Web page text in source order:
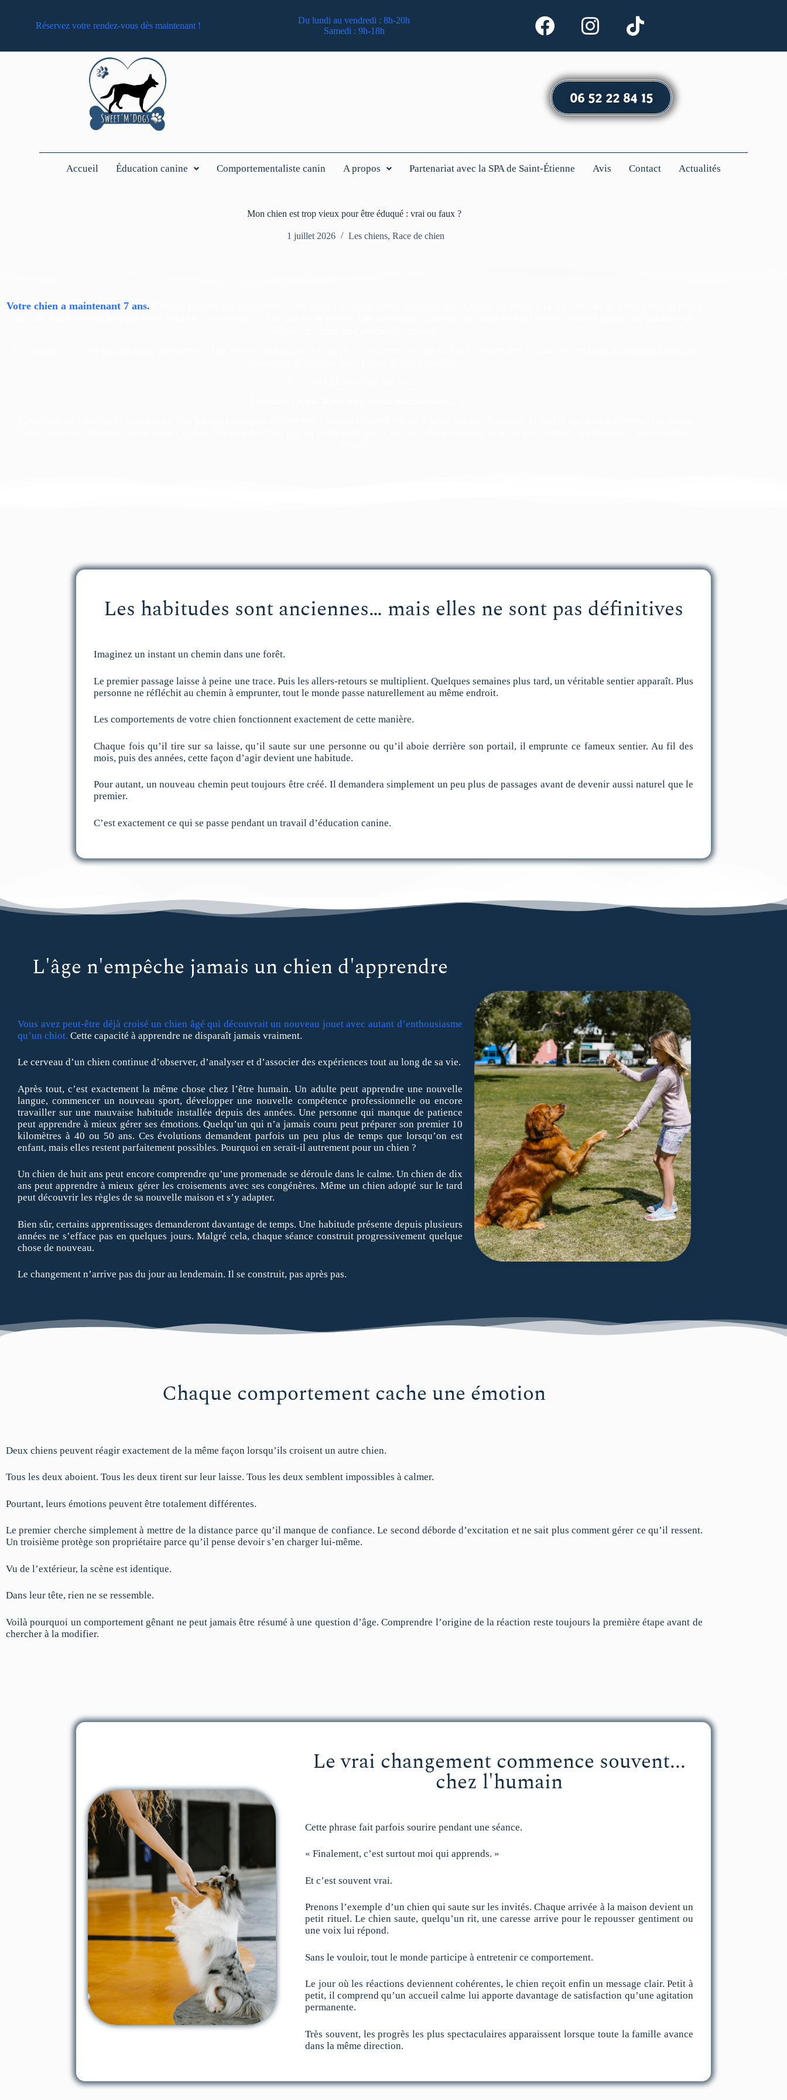
Réservez votre rendez-vous dès maintenant !
Du lundi au vendredi : 8h-20h
Samedi : 9h-18h
06 52 22 84 15
Accueil Éducation canine Comportementaliste canin A propos Partenariat avec la SPA de Saint-Étienne Avis Contact Actualités
Mon chien est trop vieux pour être éduqué : vrai ou faux ?
1 juillet 2026 Les chiens,Race de chien
Votre chien a maintenant 7 ans.
Les habitudes sont anciennes… mais elles ne sont pas définitives
Imaginez un instant un chemin dans une forêt.
Le premier passage laisse à peine une trace. Puis les allers-retours se multiplient. Quelques semaines plus tard, un véritable sentier apparaît. Plus
personne ne réfléchit au chemin à emprunter, tout le monde passe naturellement au même endroit.
Les comportements de votre chien fonctionnent exactement de cette manière.
Chaque fois qu’il tire sur sa laisse, qu’il saute sur une personne ou qu’il aboie derrière son portail, il emprunte ce fameux sentier. Au fil des
mois, puis des années, cette façon d’agir devient une habitude.
Pour autant, un nouveau chemin peut toujours être créé. Il demandera simplement un peu plus de passages avant de devenir aussi naturel que le
premier.
C’est exactement ce qui se passe pendant un travail d’éducation canine.
L'âge n'empêche jamais un chien d'apprendre
Vous avez peut-être déjà croisé un chien âgé qui découvrait un nouveau jouet avec autant d’enthousiasme
qu’un chiot. Cette capacité à apprendre ne disparaît jamais vraiment.
Le cerveau d’un chien continue d’observer, d’analyser et d’associer des expériences tout au long de sa vie.
Après tout, c’est exactement la même chose chez l’être humain. Un adulte peut apprendre une nouvelle
langue, commencer un nouveau sport, développer une nouvelle compétence professionnelle ou encore
travailler sur une mauvaise habitude installée depuis des années. Une personne qui manque de patience
peut apprendre à mieux gérer ses émotions. Quelqu’un qui n’a jamais couru peut préparer son premier 10
kilomètres à 40 ou 50 ans. Ces évolutions demandent parfois un peu plus de temps que lorsqu’on est
enfant, mais elles restent parfaitement possibles. Pourquoi en serait-il autrement pour un chien ?
Un chien de huit ans peut encore comprendre qu’une promenade se déroule dans le calme. Un chien de dix
ans peut apprendre à mieux gérer les croisements avec ses congénères. Même un chien adopté sur le tard
peut découvrir les règles de sa nouvelle maison et s’y adapter.
Bien sûr, certains apprentissages demanderont davantage de temps. Une habitude présente depuis plusieurs
années ne s’efface pas en quelques jours. Malgré cela, chaque séance construit progressivement quelque
chose de nouveau.
Le changement n’arrive pas du jour au lendemain. Il se construit, pas après pas.
Chaque comportement cache une émotion
Deux chiens peuvent réagir exactement de la même façon lorsqu’ils croisent un autre chien.
Tous les deux aboient. Tous les deux tirent sur leur laisse. Tous les deux semblent impossibles à calmer.
Pourtant, leurs émotions peuvent être totalement différentes.
Le premier cherche simplement à mettre de la distance parce qu’il manque de confiance. Le second déborde d’excitation et ne sait plus comment gérer ce qu’il ressent.
Un troisième protège son propriétaire parce qu’il pense devoir s’en charger lui-même.
Vu de l’extérieur, la scène est identique.
Dans leur tête, rien ne se ressemble.
Voilà pourquoi un comportement gênant ne peut jamais être résumé à une question d’âge. Comprendre l’origine de la réaction reste toujours la première étape avant de
chercher à la modifier.
Le vrai changement commence souvent...
chez l'humain
Cette phrase fait parfois sourire pendant une séance.
« Finalement, c’est surtout moi qui apprends. »
Et c’est souvent vrai.
Prenons l’exemple d’un chien qui saute sur les invités. Chaque arrivée à la maison devient un
petit rituel. Le chien saute, quelqu’un rit, une caresse arrive pour le repousser gentiment ou
une voix lui répond.
Sans le vouloir, tout le monde participe à entretenir ce comportement.
Le jour où les réactions deviennent cohérentes, le chien reçoit enfin un message clair. Petit à
petit, il comprend qu’un accueil calme lui apporte davantage de satisfaction qu’une agitation
permanente.
Très souvent, les progrès les plus spectaculaires apparaissent lorsque toute la famille avance
dans la même direction.